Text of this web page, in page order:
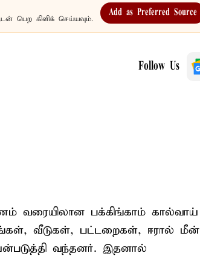
பெற கிளிக் செய்யவும்.
Add as Preferred Source
Follow Us
வரையிலான பக்கிங்காம் கால்வாய்
வீடுகள், பட்டறைகள், ஈரால் மீன்
வந்தனர். இதனால்